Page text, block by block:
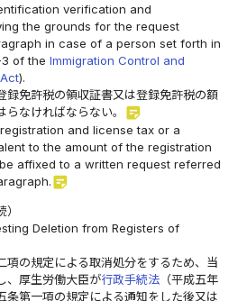
verification and
the grounds for the request
in case of a person set forth in
3 of theImmigration Control and
).
録免許税の領収証書又は登録免許税の額
なければならない。 sticky_note_2
and license tax or a
to the amount of the registration
affixed to a written request referred
sticky_note_2
Deletion from Registers of
項の規定による取消処分をするため、当
、厚生労働大臣が行政手続法 （平成五年
条第一項の規定による通知をした後又は